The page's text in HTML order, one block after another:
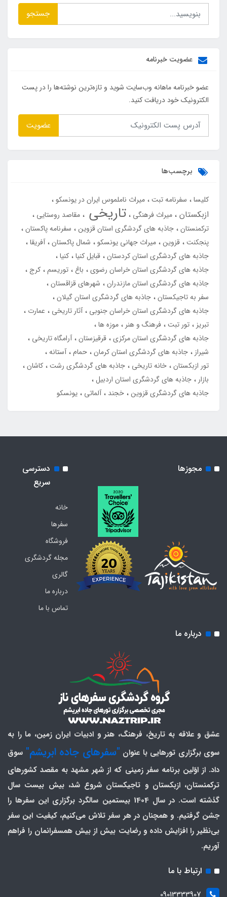
جستجو
عضویت خبرنامه
عضو خبرنامه ماهانه وب‌سایت شوید و تازه‌ترین نوشته‌ها را در پست
الکترونیک خود دریافت کنید.
عضویت
برچسب‌ها
کلیسا سفرنامه تبت میراث ناملموس ایران در یونسکو
ازبکستان میراث فرهنگی تاریخی
مقاصد روستایی
ترکمنستان جاذبه های گردشگری استان قزوین
سفرنامه پاکستان
پنجکنت قزوین میراث جهانی یونسکو شمال پاکستان آفریقا
جاذبه های گردشگری استان کردستان قبایل کنیا کنیا
جاذبه های گردشگری استان خراسان رضوی
باغ توریسم کرج
جاذبه های گردشگری استان مازندران
شهرهای قزاقستان
سفر به تاجیکستان جاذبه های گردشگری استان گیلان
جاذبه های گردشگری استان خراسان جنوبی
آثار تاریخی
عمارت
تبریز
تور تبت فرهنگ و هنر
موزه ها
جاذبه های گردشگری استان مرکزی قرقیزستان آرامگاه تاریخی
شیراز
جاذبه های گردشگری استان کرمان حمام آستانه
تور ازبکستان خانه تاریخی جاذبه های گردشگری رشت کاشان
بازار
جاذبه های گردشگری استان اردبیل
جاذبه های گردشگری قزوین خجند آلماتی یونسکو
مجوزها
دسترسی
سریع
خانه
سفرها
فروشگاه
مجله گردشگری
گالری
درباره ما
تماس با ما
درباره ما
عشق و علاقه به تاریخ، فرهنگ، هنر و ادبیات ایران زمین، ما را به
سوی برگزاری تورهایی با عنوان "سفرهای جاده ابریشم" سوق
داد. از اوّلین برنامه سفر زمینی که از شهر مشهد به مقصد کشورهای
ترکمنستان، ازبکستان و تاجیکستان شروع شد، بیش بیست سال
گذشته است. در سال 1404 بیستمین سالگرد برگزاری این سفرها را
جشن گرفتیم. و همچنان در هر سفر تلاش می‌کنیم، کیفیت این سفر
بی‌نظیر را افزایش داده و رضایت بیش از بیش همسفرانمان را فراهم
آوریم.
ارتباط با ما
09013333907